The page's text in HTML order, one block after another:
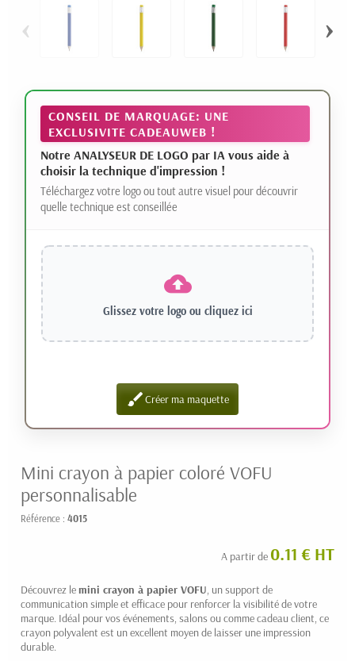
‹ ›
CONSEIL DE MARQUAGE: UNE
EXCLUSIVITE CADEAUWEB !
Notre ANALYSEUR DE LOGO par IA vous aide à
choisir la technique d'impression !
Téléchargez votre logo ou tout autre visuel pour découvrir
quelle technique est conseillée
Glissez votre logo ou cliquez ici
brushCréer ma maquette
Mini crayon à papier coloré VOFU
personnalisable
Référence : 4015
A partir de 0.11 € HT
Découvrez lemini crayon à papier VOFU , un support de
communication simple et efficace pour renforcer la visibilité de votre
marque. Idéal pour vos événements, salons ou comme cadeau client, ce
crayon polyvalent est un excellent moyen de laisser une impression
durable.